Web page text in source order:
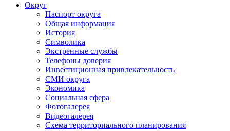
Округ
Паспорт округа
Общая информация
История
Символика
Экстренные службы
Телефоны доверия
Инвестиционная привлекательность
СМИ округа
Экономика
Социальная сфера
Фотогалерея
Видеогалерея
Схема территориального планирования